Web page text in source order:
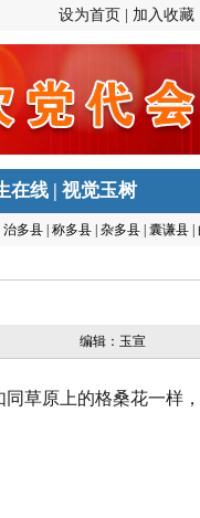
设为首页 | 加入收藏
在线| 视觉玉树
治多县 称多县 杂多县 囊谦县
编辑：玉宣
草原上的格桑花一样